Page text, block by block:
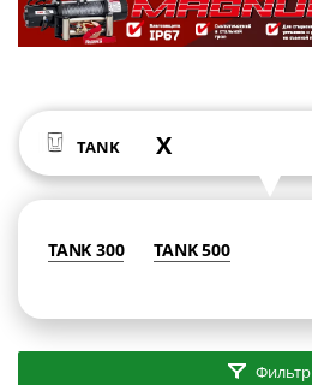
TANK X
TANK 300 TANK 500
Фильтр